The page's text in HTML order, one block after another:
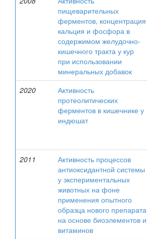
пищеварительных
ферментов, концентрация
кальция и фосфора в
содержимом желудочно-
кишечного тракта у кур
при использовании
минеральных добавок
2020
Активность
протеолитических
ферментов в кишечнике у
индюшат
2011
Активность процессов
антиоксидантной системы
у экспериментальных
животных на фоне
применения опытного
образца нового препарата
на основе биоэлементов и
витаминов